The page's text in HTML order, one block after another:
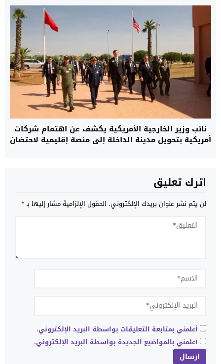
نائب وزير الخارجية الأمريكية يكشف عن اهتمام شركات
أمريكية بتحويل مدينة الداخلة إلى منصة إقليمية لاحتضان
اترك تعليق
لن يتم نشر عنوان بريدك الإلكتروني. الحقول الإلزامية مشار إليها بـ*
أعلمني بمتابعة التعليقات بواسطة البريد الإلكتروني.
أعلمني بالمواضيع الجديدة بواسطة البريد الإلكتروني.